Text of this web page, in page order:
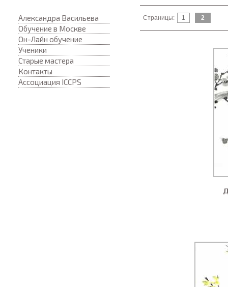
Александра Васильева
Обучение в Москве
Он-Лайн обучение
Ученики
Старые мастера
Контакты
Ассоциация ICCPS
Страницы: 1 2